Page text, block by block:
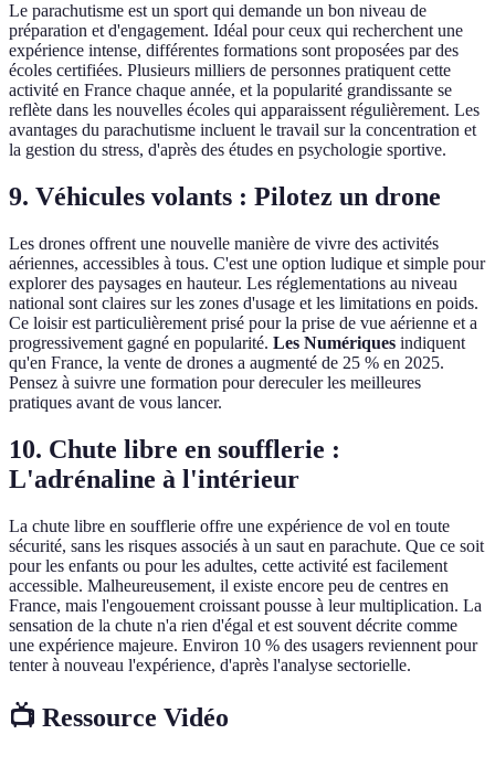
Le parachutisme est un sport qui demande un bon niveau de
préparation et d'engagement. Idéal pour ceux qui recherchent une
expérience intense, différentes formations sont proposées par des
écoles certifiées. Plusieurs milliers de personnes pratiquent cette
activité en France chaque année, et la popularité grandissante se
reflète dans les nouvelles écoles qui apparaissent régulièrement. Les
avantages du parachutisme incluent le travail sur la concentration et
la gestion du stress, d'après des études en psychologie sportive.
9. Véhicules volants : Pilotez un drone
Les drones offrent une nouvelle manière de vivre des activités
aériennes, accessibles à tous. C'est une option ludique et simple pour
explorer des paysages en hauteur. Les réglementations au niveau
national sont claires sur les zones d'usage et les limitations en poids.
Ce loisir est particulièrement prisé pour la prise de vue aérienne et a
progressivement gagné en popularité. Les Numériques indiquent
qu'en France, la vente de drones a augmenté de 25 % en 2025.
Pensez à suivre une formation pour dereculer les meilleures
pratiques avant de vous lancer.
10. Chute libre en soufflerie :
L'adrénaline à l'intérieur
La chute libre en soufflerie offre une expérience de vol en toute
sécurité, sans les risques associés à un saut en parachute. Que ce soit
pour les enfants ou pour les adultes, cette activité est facilement
accessible. Malheureusement, il existe encore peu de centres en
France, mais l'engouement croissant pousse à leur multiplication. La
sensation de la chute n'a rien d'égal et est souvent décrite comme
une expérience majeure. Environ 10 % des usagers reviennent pour
tenter à nouveau l'expérience, d'après l'analyse sectorielle.
📺 Ressource Vidéo